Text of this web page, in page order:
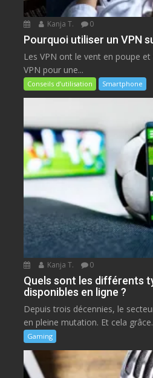
Kanja T. 0
Pourquoi utiliser un VPN
Les VPN ont le vent en poupe et
VPN pour une...
Conseils d’utilisation Smartphone
Kanja T. 0
Quels sont les différents
disponibles en ligne ?
Depuis trois décennies, le
en pleine mutation. Et cela
Gaming